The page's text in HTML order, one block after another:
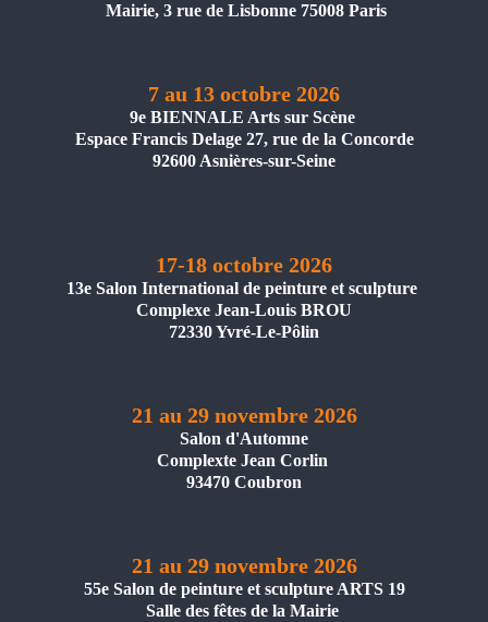
Mairie, 3 rue de Lisbonne 75008 Paris
7 au 13 octobre 2026
9e BIENNALE Arts sur Scène
Espace Francis Delage 27, rue de la Concorde
92600 Asnières-sur-Seine
17-18 octobre 2026
13e Salon International de peinture et sculpture
Complexe Jean-Louis BROU
72330 Yvré-Le-Pôlin
21 au 29 novembre 2026
Salon d'Automne
Complexte Jean Corlin
93470 Coubron
21 au 29 novembre 2026
55e Salon de peinture et sculpture ARTS 19
Salle des fêtes de la Mairie